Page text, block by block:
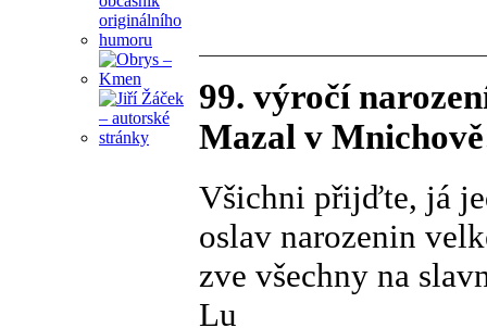
99. výročí
Mazal v
Všichni přijďte, já
oslav narozenin
zve všechny na
Lu